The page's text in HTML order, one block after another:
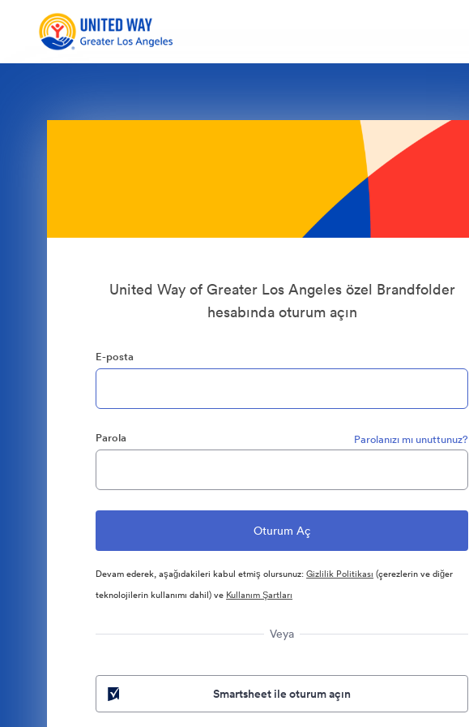
United Way of Greater Los Angeles özel Brandfolder
hesabında oturum açın
E-posta
Parola Parolanızı mı unuttunuz?
Devam ederek, aşağıdakileri kabul etmiş olursunuz:Gizlilik Politikası (çerezlerin ve diğer
teknolojilerin kullanımı dahil) ve Kullanım Şartları
Veya
Smartsheet ile oturum açın